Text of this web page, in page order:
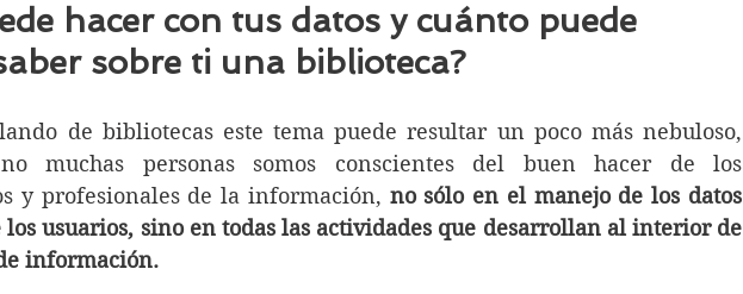
hacer con tus datos y cuánto puede
sobre ti una biblioteca?
de bibliotecas este tema puede resultar un poco más nebuloso,
muchas personas somos conscientes del buen hacer de los
y profesionales de la información, no sólo en el manejo de los datos
los usuarios, sino en todas las actividades que desarrollan al interior de
información.